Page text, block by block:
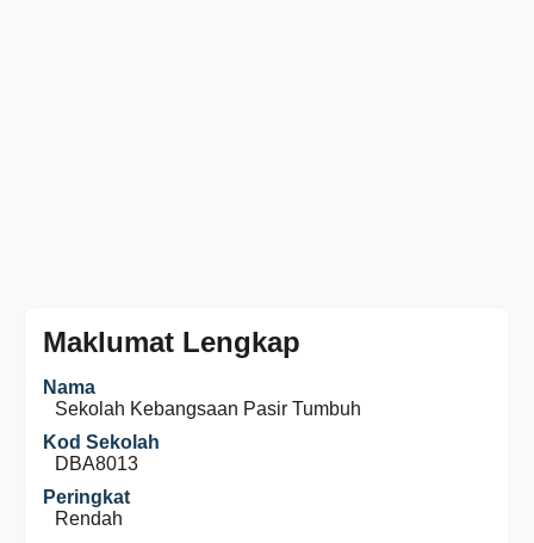
Maklumat Lengkap
Nama
Sekolah Kebangsaan Pasir Tumbuh
Kod Sekolah
DBA8013
Peringkat
Rendah